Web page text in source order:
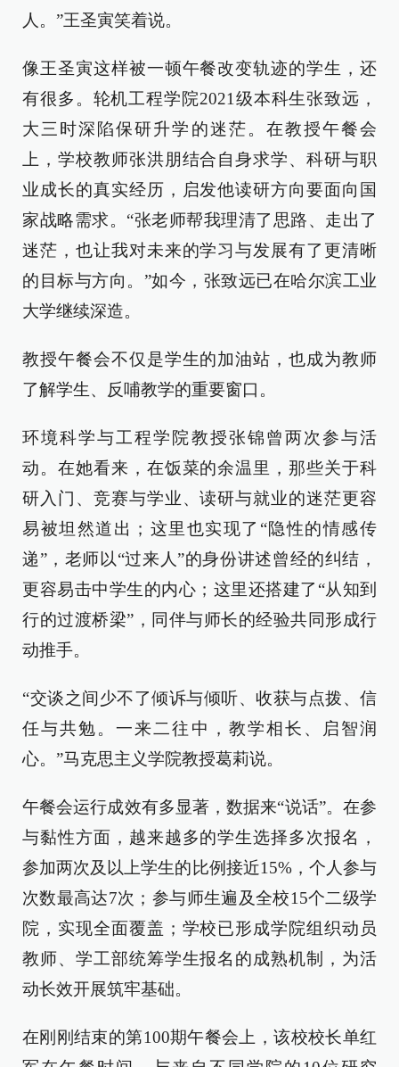
人。”王圣寅笑着说。
像王圣寅这样被一顿午餐改变轨迹的学生，还
有很多。轮机工程学院2021级本科生张致远，
大三时深陷保研升学的迷茫。在教授午餐会
上，学校教师张洪朋结合自身求学、科研与职
业成长的真实经历，启发他读研方向要面向国
家战略需求。“张老师帮我理清了思路、走出了
迷茫，也让我对未来的学习与发展有了更清晰
的目标与方向。”如今，张致远已在哈尔滨工业
大学继续深造。
教授午餐会不仅是学生的加油站，也成为教师
了解学生、反哺教学的重要窗口。
环境科学与工程学院教授张锦曾两次参与活
动。在她看来，在饭菜的余温里，那些关于科
研入门、竞赛与学业、读研与就业的迷茫更容
易被坦然道出；这里也实现了“隐性的情感传
递”，老师以“过来人”的身份讲述曾经的纠结，
更容易击中学生的内心；这里还搭建了“从知到
行的过渡桥梁”，同伴与师长的经验共同形成行
动推手。
“交谈之间少不了倾诉与倾听、收获与点拨、信
任与共勉。一来二往中，教学相长、启智润
心。”马克思主义学院教授葛莉说。
午餐会运行成效有多显著，数据来“说话”。在参
与黏性方面，越来越多的学生选择多次报名，
参加两次及以上学生的比例接近15%，个人参与
次数最高达7次；参与师生遍及全校15个二级学
院，实现全面覆盖；学校已形成学院组织动员
教师、学工部统筹学生报名的成熟机制，为活
动长效开展筑牢基础。
在刚刚结束的第100期午餐会上，该校校长单红